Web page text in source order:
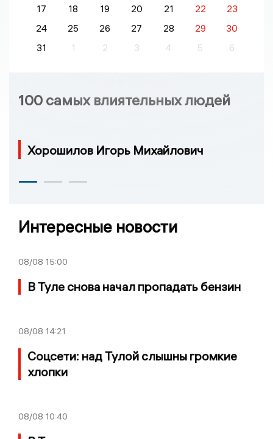
17 18 19 20 21 22
23
24
25 26 27 28 29
30
31
1 2 3 4 5 6
100 самых влиятельных людей
Хорошилов Игорь Михайлович
Интересные новости
08/08 15:00
В Туле снова начал пропадать бензин
08/08 14:21
Соцсети: над Тулой слышны громкие
хлопки
08/08 10:40